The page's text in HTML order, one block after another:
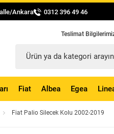
Ankara 0312 396 49 46
Teslimat
Fiat Albea Egea
Fiat Palio Silecek Kolu 2002-2019